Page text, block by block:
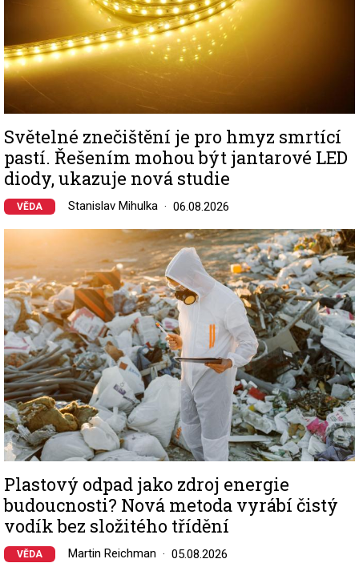
Světelné znečištění je pro hmyz smrtící
pastí. Řešením mohou být jantarové LED
diody, ukazuje nová studie
VĚDA Stanislav Mihulka 06.08.2026
Image
Plastový odpad jako zdroj energie
budoucnosti? Nová metoda vyrábí čistý
vodík bez složitého třídění
VĚDA Martin Reichman 05.08.2026